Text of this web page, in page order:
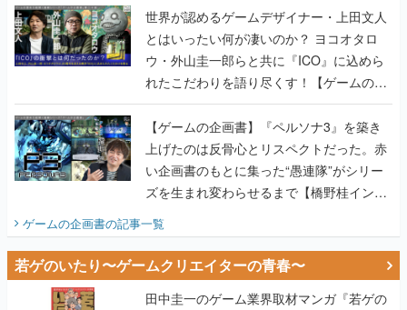
世界が認めるゲームデザイナー・上田文人
とはいったい何が凄いのか？ ヨコオタロ
ウ・外山圭一郎らと共に『ICO』に込めら
れたこだわりを語り尽くす！【ゲームの企
画書】
【ゲームの企画書】『ペルソナ3』を築き
上げたのは反骨心とリスペクトだった。赤
い企画書のもとに集った“愚連隊”がシリー
ズを生まれ変わらせるまで【橋野桂インタ
ビュー】
ゲームの企画書の記事一覧
若ゲのいたり〜ゲームクリエイターの青春〜
田中圭一のゲーム業界取材マンガ『若ゲの